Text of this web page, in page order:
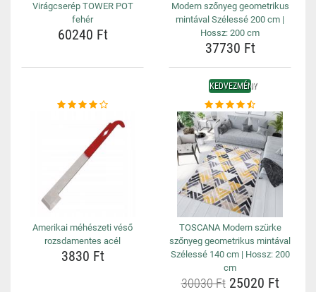
Virágcserép TOWER POT
fehér
60240 Ft
Modern szőnyeg geometrikus
mintával Szélessé 200 cm |
Hossz: 200 cm
37730 Ft
Amerikai méhészeti véső
rozsdamentes acél
3830 Ft
KEDVEZMÉNY
TOSCANA Modern szürke
szőnyeg geometrikus mintával
Szélessé 140 cm | Hossz: 200
cm
30030 Ft25020 Ft